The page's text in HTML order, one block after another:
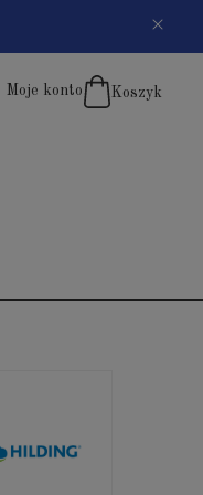
Moje konto Koszyk